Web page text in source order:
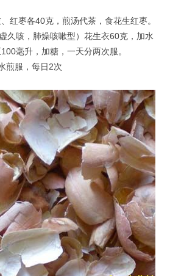
枣各40克，煎汤代茶，食花生红枣。
咳，肺燥咳嗽型）花生衣60克，加水
毫升，加糖，一天分两次服。
服，每日2次